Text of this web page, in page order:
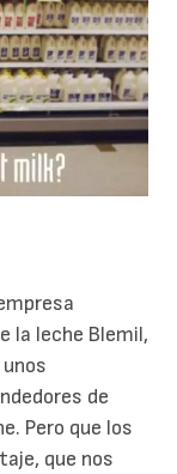
la leche Blemil,
de
Pero que los
que nos